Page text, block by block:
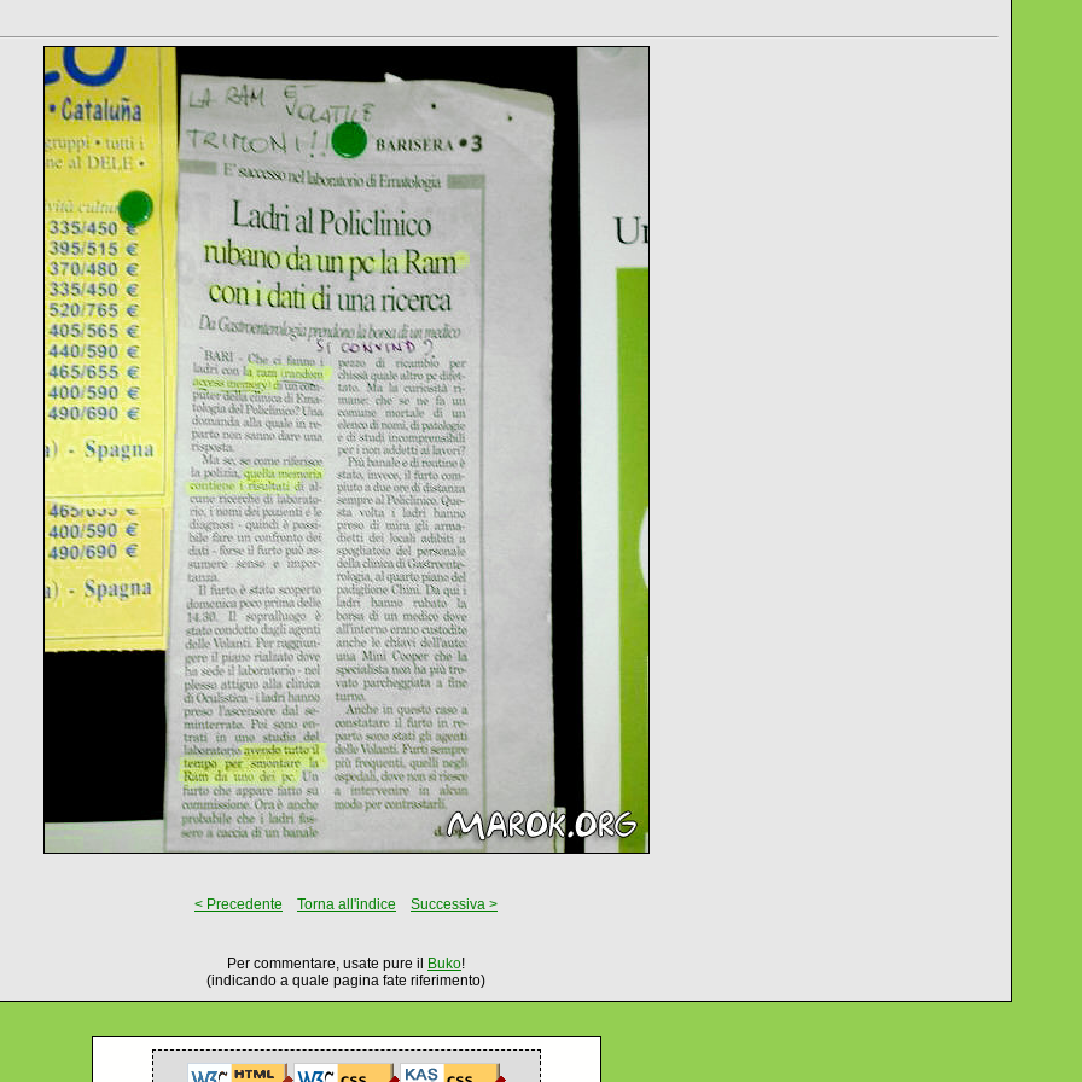
< Precedente Torna all'indice Successiva >
Per commentare, usate pure il Buko!
(indicando a quale pagina fate riferimento)